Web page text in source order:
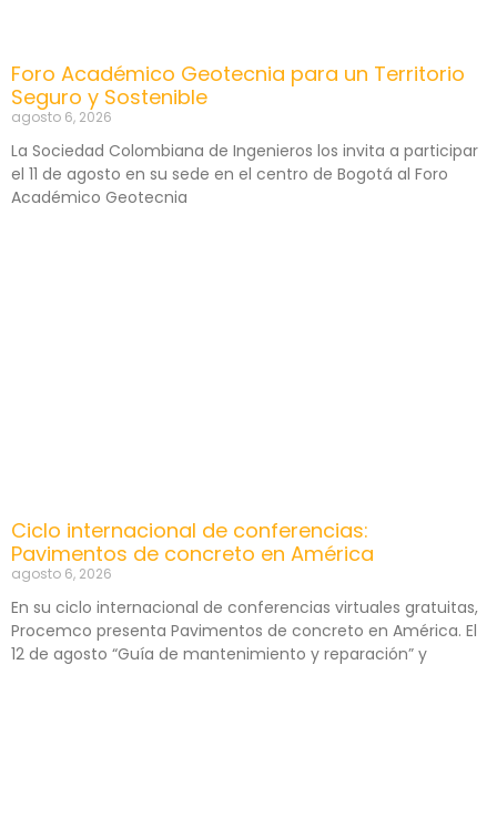
Foro Académico Geotecnia para un Territorio
Seguro y Sostenible
agosto 6, 2026
La Sociedad Colombiana de Ingenieros los invita a participar
el 11 de agosto en su sede en el centro de Bogotá al Foro
Académico Geotecnia
Ciclo internacional de conferencias:
Pavimentos de concreto en América
agosto 6, 2026
En su ciclo internacional de conferencias virtuales gratuitas,
Procemco presenta Pavimentos de concreto en América. El
12 de agosto “Guía de mantenimiento y reparación” y